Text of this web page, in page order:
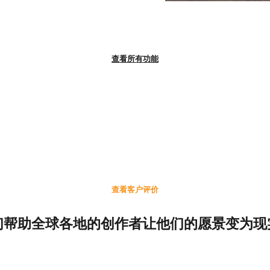
查看所有功能
帮助全球各地的创作者让他们的愿景变为现
查看客户评价